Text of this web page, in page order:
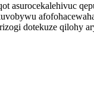
asurocekalehivuc
dotekuze qilohy